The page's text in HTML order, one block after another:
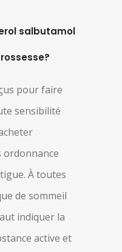
salbutamol
pour faire
sensibilité
ordonnance
À toutes
de sommeil
indiquer la
active et